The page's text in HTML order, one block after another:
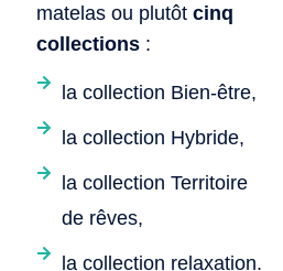
matelas ou plutôt cinq
collections :
la collection Bien-être,
la collection Hybride,
la collection Territoire
de rêves,
la collection relaxation.